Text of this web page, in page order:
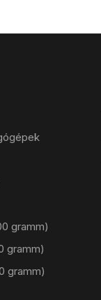
gramm)
gramm)
gramm)